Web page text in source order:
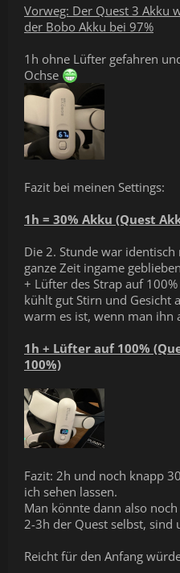
Vorweg: Der Quest 3 Akku
der Bobo Akku bei 97%
1h ohne Lüfter gefahren
Ochse
Fazit bei meinen Settings:
1h = 30% Akku (Quest
Die 2. Stunde war
ganze Zeit ingame
+ Lüfter des Strap auf
kühlt gut Stirn und Gesicht
warm es ist, wenn man ihn
1h + Lüfter auf 100%
100%)
Fazit: 2h und noch knapp
ich sehen lassen.
Man könnte dann also
2-3h der Quest selbst, sind
Reicht für den Anfang